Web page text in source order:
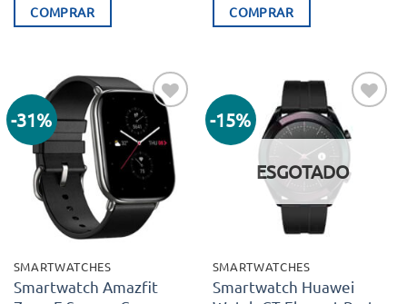
era:
COMPRAR
era:
COMPRAR
-31%
Adicionar
aos meus
desejos
SMARTWATCHES
Smartwatch Amazfit
-15%
Adicionar
aos meus
ESGOTADO
SMARTWATCHES
Smartwatch Huawei